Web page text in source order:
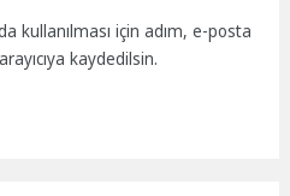
kullanılması için adım, e-posta
kaydedilsin.